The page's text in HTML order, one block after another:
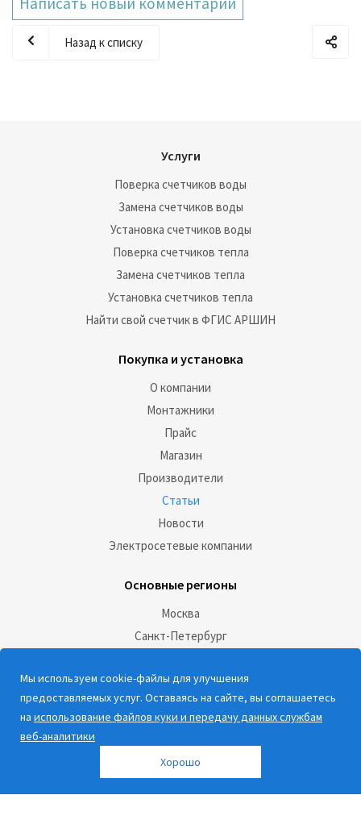
Назад к списку
Услуги
Поверка счетчиков воды
Замена счетчиков воды
Установка счетчиков воды
Поверка счетчиков тепла
Замена счетчиков тепла
Установка счетчиков тепла
Найти свой счетчик в ФГИС АРШИН
Покупка и установка
О компании
Монтажники
Прайс
Магазин
Производители
Статьи
Новости
Электросетевые компании
Основные регионы
Москва
Санкт-Петербург
Социальные сети:
Наши контакты
Мы используем cookie-файлы для улучшения
предоставляемых услуг. Оставаясь на сайте, вы соглашаетесь
на использование файлов куки и передачу данных службам
веб-аналитики
Хорошо